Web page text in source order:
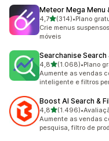
Meteor Mega Menu
4,7de 5 estrelas
(314)
314 avaliações ao
•Plano
Crie menus
móveis
Searchanise Search
4,8de 5 estrelas
(1.068)
1068 avaliações ao
•Plano
Aumente as vendas
inteligente e filtros
Boost AI Search &
4,8de 5 estrelas
(1.496)
1496 avaliações ao
•
Aumente as vendas
pesquisa, filtro de